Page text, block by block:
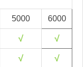
5000 6000
√ √
√ √